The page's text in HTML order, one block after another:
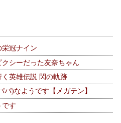
冠ナイン
シーだった友奈ちゃん
く英雄伝説 閃の軌跡
)なようです【メガテン】
です